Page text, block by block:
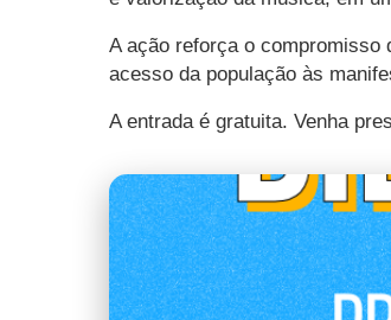
A ação reforça o compromisso
acesso da população às
A entrada é gratuita. Venha